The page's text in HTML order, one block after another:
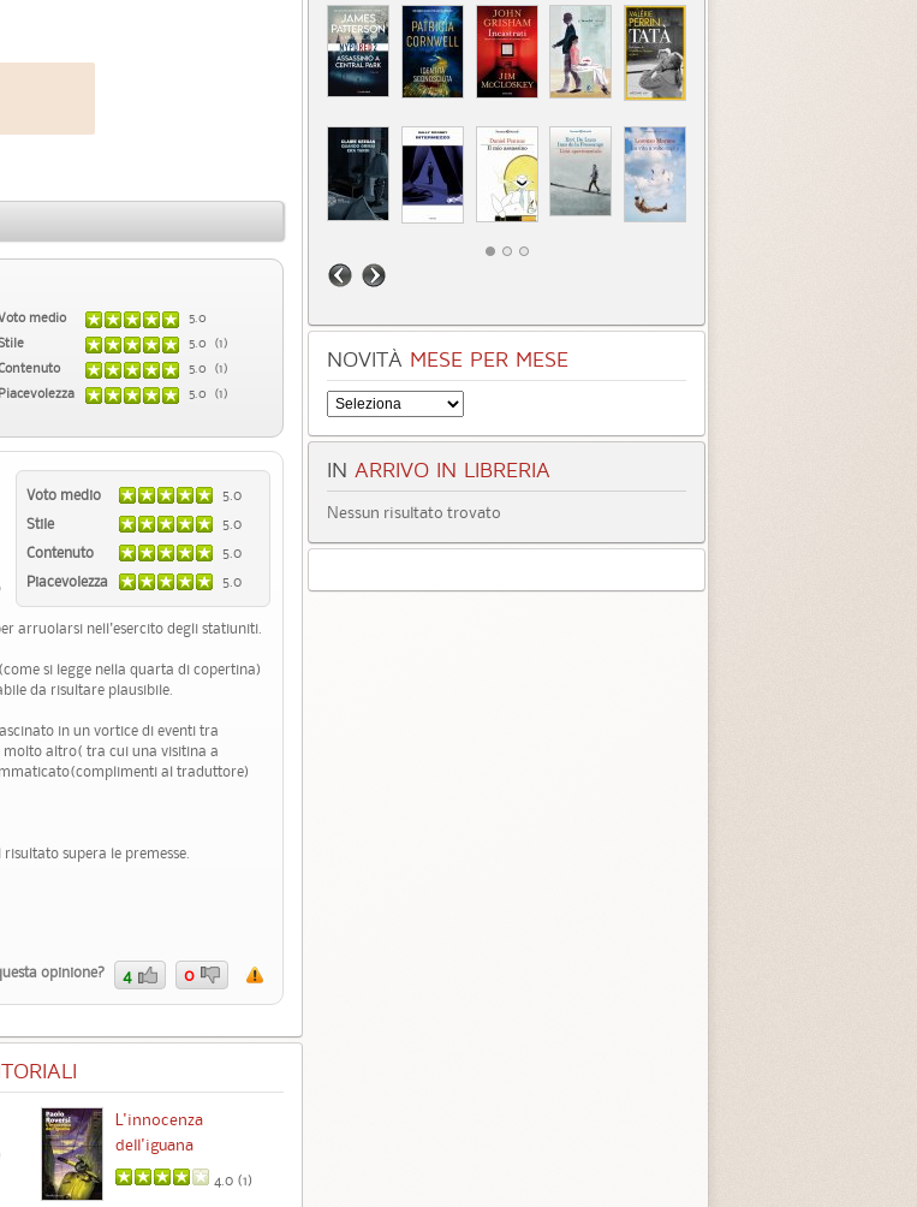
medio
5.0
5.0 (1)
5.0 (1)
Piacevolezza
5.0 (1)
Voto medio
5.0
Stile
5.0
Contenuto
5.0
Piacevolezza
5.0
arruolarsi nell'esercito degli statiuniti.
si legge nella quarta di copertina)
da risultare plausibile.
in un vortice di eventi tra
molto altro( tra cui una visitina a
al traduttore)
supera le premesse.
opinione? 4 0
L'innocenza
dell'iguana
4.0 (1)
NOVITÀ MESE PER MESE
IN ARRIVO IN LIBRERIA
Nessun risultato trovato